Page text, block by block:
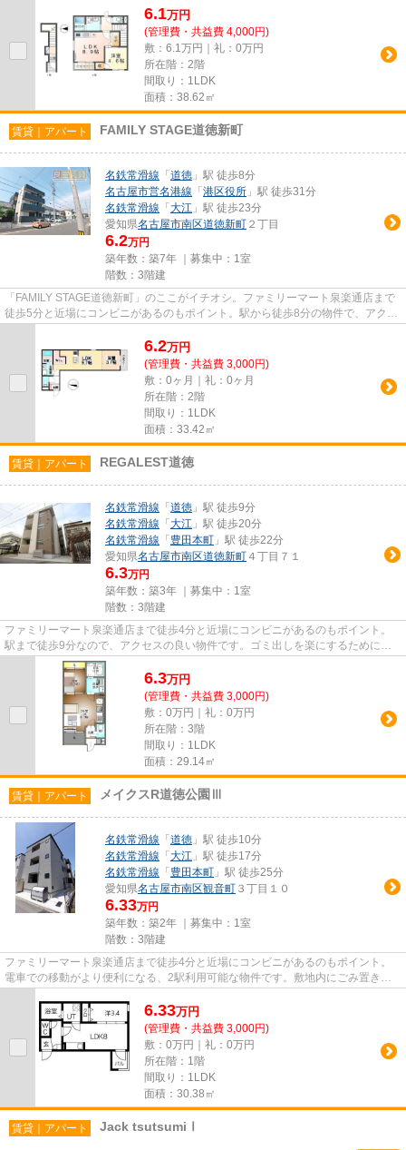
6.1万円
(管理費・共益費 4,000円)
敷：6.1万円｜礼：0万円
所在階：2階
間取り：1LDK
面積：38.62㎡
賃貸｜アパート FAMILY STAGE道徳新町
名鉄常滑線 「 道徳 」駅 徒歩8分
名古屋市営名港線 「 港区役所 」駅 徒歩31分
名鉄常滑線 「 大江 」駅 徒歩23分
愛知県名古屋市南区道徳新町 ２丁目
6.2万円
築年数：築7年 ｜募集中： 1室
階数：3階建
「FAMILY STAGE道徳新町」のここがイチオシ。ファミリーマート泉楽通店まで
徒歩5分と近場にコンビニがあるのもポイント。駅から徒歩8分の物件で、アクセ
6.2万円
(管理費・共益費 3,000円)
敷：0ヶ月｜礼：0ヶ月
所在階：2階
間取り：1LDK
面積：33.42㎡
賃貸｜アパート REGALEST道徳
名鉄常滑線 「 道徳 」駅 徒歩9分
名鉄常滑線 「 大江 」駅 徒歩20分
名鉄常滑線 「 豊田本町 」駅 徒歩22分
愛知県名古屋市南区道徳新町 ４丁目７１
6.3万円
築年数：築3年 ｜募集中： 1室
階数：3階建
ファミリーマート泉楽通店まで徒歩4分と近場にコンビニがあるのもポイント。
駅まで徒歩9分なので、アクセスの良い物件です。ゴミ出しを楽にするために、
遠くまで行かずに済むゴミ置き...
6.3万円
(管理費・共益費 3,000円)
敷：0万円｜礼：0万円
所在階：3階
間取り：1LDK
面積：29.14㎡
賃貸｜アパート メイクスR道徳公園Ⅲ
名鉄常滑線 「 道徳 」駅 徒歩10分
名鉄常滑線 「 大江 」駅 徒歩17分
名鉄常滑線 「 豊田本町 」駅 徒歩25分
愛知県名古屋市南区観音町 ３丁目１０
6.33万円
築年数：築2年 ｜募集中： 1室
階数：3階建
ファミリーマート泉楽通店まで徒歩4分と近場にコンビニがあるのもポイント。
電車での移動がより便利になる、2駅利用可能な物件です。敷地内にごみ置き場
6.33万円
(管理費・共益費 3,000円)
敷：0万円｜礼：0万円
所在階：1階
間取り：1LDK
面積：30.38㎡
賃貸｜アパート Jack tsutsumiⅠ